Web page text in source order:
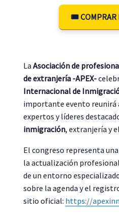
🎟️ COMPRAR
LaAsociación de
de extranjería -APEX-
Internacional de
importante evento reunirá
expertos y líderes
inmigración, extranjería y el
El congreso representa
la actualización
de un entorno
sobre la agenda y el
sitio oficial: https://